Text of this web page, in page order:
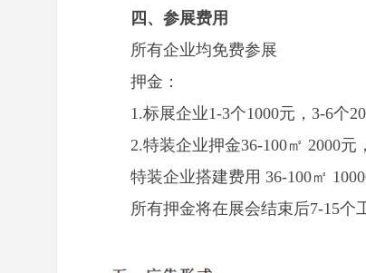
四、参展费用
所有企业均免费参展
押金：
1.标展企业1-3个1000元，3-6个
2.特装企业押金36-100㎡ 2000元
特装企业搭建费用 36-100㎡
所有押金将在展会结束后7-15个